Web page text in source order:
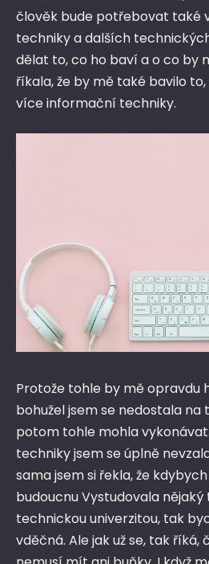
člověk bude potřebovat také
techniky a dalších
dělat to, co ho baví a o co by
říkala, že by mě také bavilo
více informační techniky.
Protože tohle by mě opravdu
bohužel jsem se nedostala na
potom tohle mohla
techniky jsem se úplně
sama jsem si řekla, že
budoucnu Vystudovala
technickou univerzitou, tak
vděčná. Ale jak už se, tak